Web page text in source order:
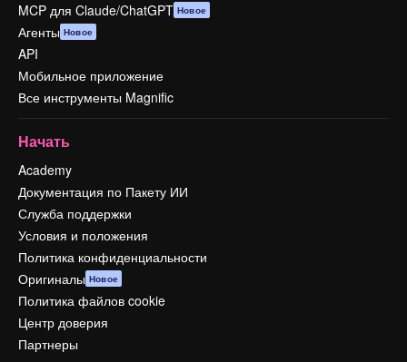
MCP для Claude/ChatGPT Новое
Агенты Новое
API
Мобильное приложение
Все инструменты Magnific
Начать
Academy
Документация по Пакету ИИ
Служба поддержки
Условия и положения
Политика конфиденциальности
Оригиналы Новое
Политика файлов cookie
Центр доверия
Партнеры